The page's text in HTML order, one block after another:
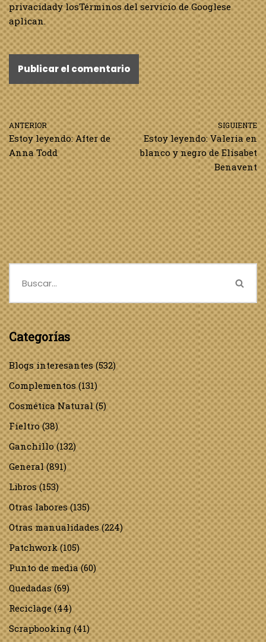
privacidady losTérminos del servicio de Googlese
aplican.
ANTERIOR
Estoy leyendo: After de
Anna Todd
SIGUIENTE
Estoy leyendo: Valeria en
blanco y negro de Elísabet
Benavent
Categorías
Blogs interesantes(532)
Complementos(131)
Cosmética Natural(5)
Fieltro(38)
Ganchillo(132)
General(891)
Libros(153)
Otras labores(135)
Otras manualidades(224)
Patchwork(105)
Punto de media(60)
Quedadas(69)
Reciclage(44)
Scrapbooking(41)